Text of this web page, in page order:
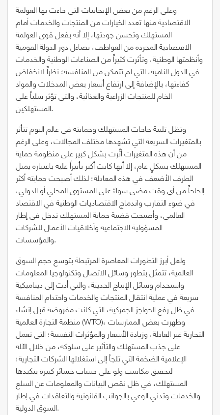
وعلى الرغم من بعض الإيجابيات التي جاءت بها العولمة
الاقتصادية منها تعدد الخيارات من المنتجات والخدمات أمام
المستهلك وتحسن جودتها، إلا أنه بفعل قوى العولمة
الاقتصادية المجردة من العواطف، تضاءل دور الدولة القومية
وأنظمتها الوطنية، وتأثرت كثيراً من الصناعات الوطنية والخدمات
في الدول النامية، التي لم تتمكن من المنافسة؛ نظراً لانخفاض
كفاءتها، بالإضافة إلى ارتفاع أسعار بعض المدخلات والمواد
الخام للمنتجات الزراعية والغذائية، والتي تؤثر سلباً على
المستهلكين.
وتظل تلبية حاجات المستهلك وحمايته في عالم اليوم تتأثر
بالمتغيرات السريعة التي تشهدها مختلف المجالات، وعلى الرغم
من أن هذه المتغيرات أثّرت بشكل كبير على منظومة حماية
المستهلك بشكلٍ عام، إلا أنها كانت أكثر تأثيراً عليه باعتباره يمثل
الطرف الأضعف في هذه المعادلة؛ لذلك أصبحت حمايته أكثر
إلحاحاً من أي وقت مضى سواءً على المستوى المحلي أو الدولي،
في ضوء التقارب واندماج الاقتصاديات الوطنية في الاقتصاد
العالمي، وأصبحت قضية حماية المستهلك تدخل في إطار
المسؤولية الاجتماعية وأخلاقيات الأعمال للشركات
والمؤسسات.
ولعل أبرز التطورات المعاصرة المرتبطة بتوسع حجم السوق
العالمية، تتمثل بتطور وسائل الاتصال وتكنولوجيا المعلومات
واستخدام وسائل الإنتاج الحديثة، والتي أدت إلى ديناميكية
سريعة في عملية انتقال المنتجات والخدمات واحتدام المنافسة
في ظل رفع الحواجز الجمركية، التي كانت مفروضة قبل إنشاء
منظمة التجارة العالمية (WTO)، وظهرت بعض الممارسات
التجارية غير العادلة، وزيادة الأسعار والمؤثرات النفسية؛ التي تعمل
على جذب المستهلك والتأثير على سلوكه، من خلال الآلة
الإعلامية الضخمة التي تلجأ إلى استغلالها الشركات التجارية؛
لتحقيق مكاسب ولو على حساب خسائر كبيرة يتكبدها
المستهلك، في ظل نقص البيانات والمعلومات عن السلع
والخدمات وتدني الوعي بالجوانب القانونية والتعاقدات في إطار
السوق الدولية.